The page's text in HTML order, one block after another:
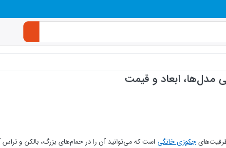
ظرفیت‌هایجکوزی خانگی